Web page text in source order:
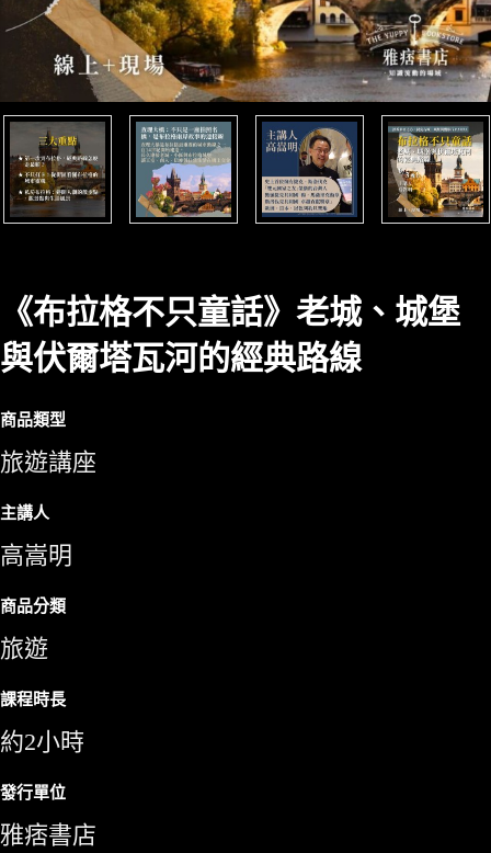
《布拉格不只童話》老城、城堡
與伏爾塔瓦河的經典路線
商品類型
旅遊講座
主講人
高嵩明
商品分類
旅遊
課程時長
約2小時
發行單位
雅痞書店